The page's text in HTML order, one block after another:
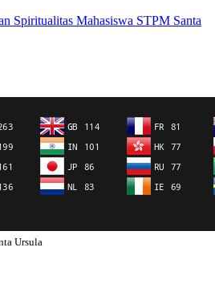
Spiritualitas Mahasiswa STPM Santa
Ursula